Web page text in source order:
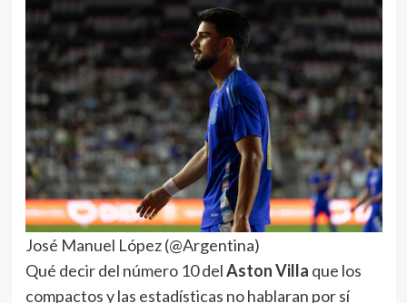
José Manuel López (@Argentina)
Qué decir del número 10 delAston Villaque los
compactos y las estadísticas no hablaran por sí
mismos. Un cierre de campaña espectacular para el
oriundo de Mar del Plata que llegó a jugar para una
selección juvenil de España, pero que luego se
inclinó por ponerse la celeste y blanca que lleva en